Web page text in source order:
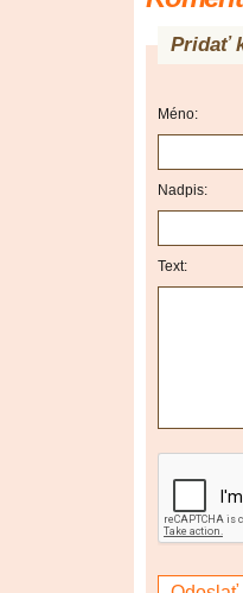
Pridať
Méno:
Nadpis:
Text: